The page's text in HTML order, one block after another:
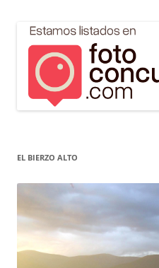
EL BIERZO ALTO